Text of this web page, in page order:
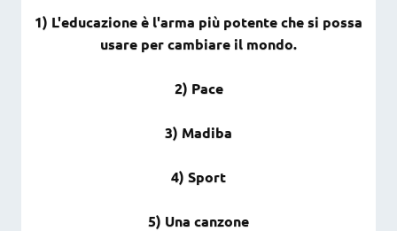
1) L'educazione è l'arma più potente che si possa
usare per cambiare il mondo.
2) Pace
3) Madiba
4) Sport
5) Una canzone